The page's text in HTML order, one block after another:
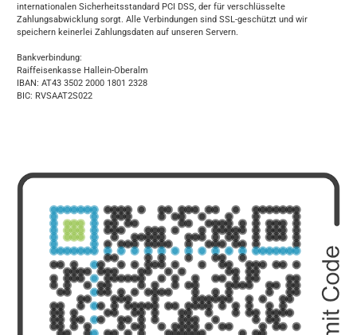
internationalen Sicherheitsstandard PCI DSS, der für verschlüsselte
Zahlungsabwicklung sorgt. Alle Verbindungen sind SSL-geschützt und wir
speichern keinerlei Zahlungsdaten auf unseren Servern.
Bankverbindung:
Raiffeisenkasse Hallein-Oberalm
IBAN: AT43 3502 2000 1801 2328
BIC: RVSAAT2S022